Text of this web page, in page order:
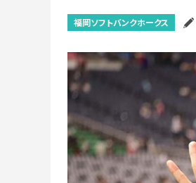
福岡ソフトバンクホークス